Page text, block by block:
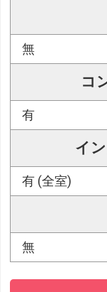
無
コ
有
イ
有 (全室)
無